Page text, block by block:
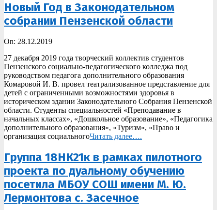
Новый Год в Законодательном
собрании Пензенской области
2019-
28
On: 28.12.2019
27 декабря 2019 года творческий коллектив студентов
Пензенского социально-педагогического колледжа под
руководством педагога дополнительного образования
Комаровой И. В. провел театрализованное представление для
детей с ограниченными возможностями здоровья в
историческом здании Законодательного Собрания Пензенской
области. Студенты специальностей «Преподавание в
начальных классах», «Дошкольное образование», «Педагогика
дополнительного образования», «Туризм», «Право и
организация социальногоЧитать далее….
Группа 18НК21к в рамках пилотного
проекта по дуальному обучению
посетила МБОУ СОШ имени М. Ю.
Лермонтова с. Засечное